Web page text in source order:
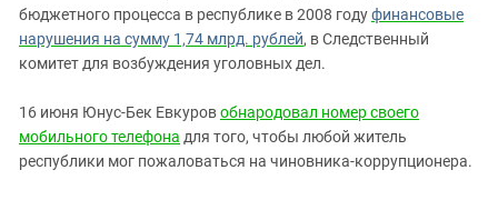
бюджетного процесса в республике в 2008 годуфинансовые
нарушения на сумму 1,74 млрд. рублей, в Следственный
комитет для возбуждения уголовных дел.
16 июня Юнус-Бек Евкуровобнародовал номер своего
мобильного телефона для того, чтобы любой житель
республики мог пожаловаться на чиновника-коррупционера.